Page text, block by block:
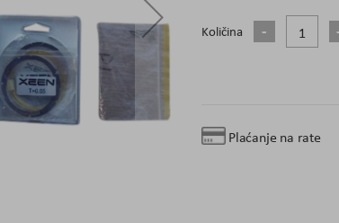
Količina
Plaćanje na rate